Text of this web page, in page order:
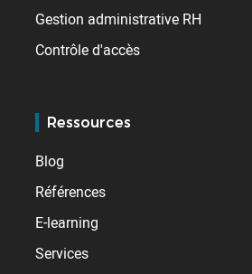
Gestion administrative RH
Contrôle d'accès
Ressources
Blog
Références
E-learning
Services